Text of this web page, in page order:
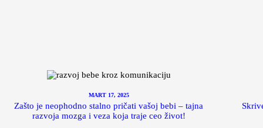
MART 17, 2025
Zašto je neophodno stalno pričati vašoj bebi – tajna
razvoja mozga i veza koja traje ceo život!